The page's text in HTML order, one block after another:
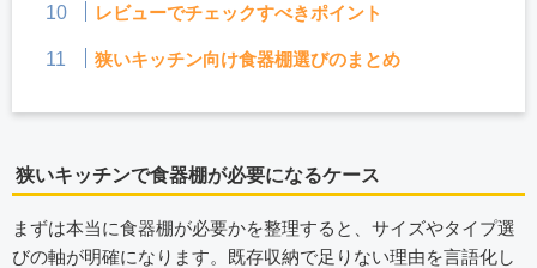
レビューでチェックすべきポイント
狭いキッチン向け食器棚選びのまとめ
狭いキッチンで食器棚が必要になるケース
まずは本当に食器棚が必要かを整理すると、サイズやタイプ選
びの軸が明確になります。既存収納で足りない理由を言語化し